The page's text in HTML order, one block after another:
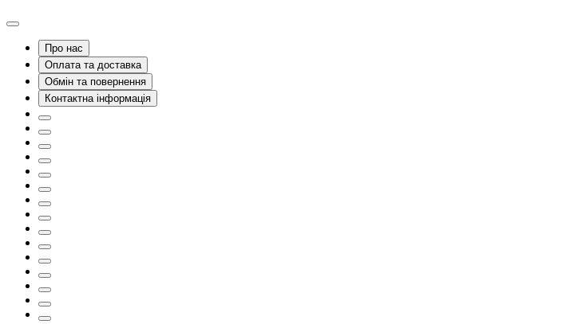
Про нас
Оплата та доставка
Обмін та повернення
Контактна інформація